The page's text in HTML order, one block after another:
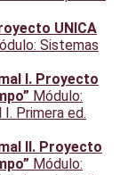
UNICA
Sistemas
I. Proyecto
Módulo:
Primera ed.
II. Proyecto
Módulo: